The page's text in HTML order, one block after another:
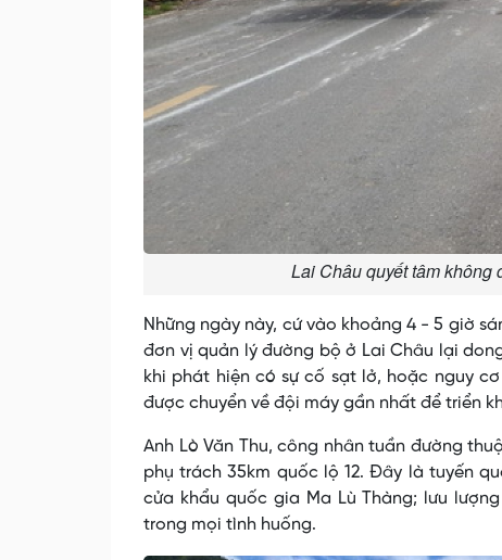
Lai Châu quyết tâm không
Những ngày này, cứ vào khoảng 4 - 5 giờ
đơn vị quản lý đường bộ ở Lai Châu lại
khi phát hiện có sự cố sạt lở, hoặc nguy
được chuyển về đội máy gần nhất để triển
Anh Lò Văn Thu, công nhân tuần đường
phụ trách 35km quốc lộ 12. Đây là tuyến
cửa khẩu quốc gia Ma Lù Thàng; lưu
trong mọi tình huống.